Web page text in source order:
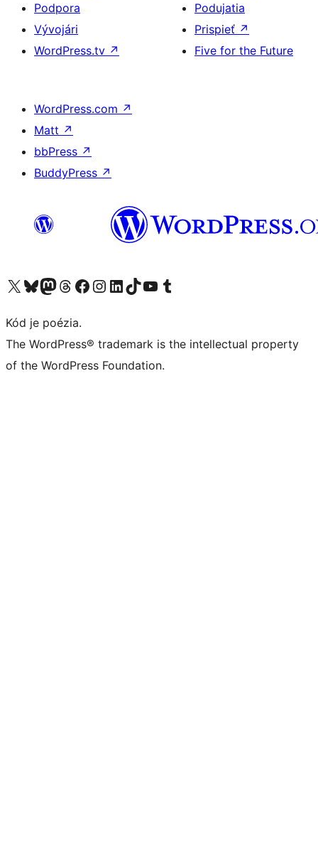
Podpora
Vývojári
WordPress.tv ↗
Podujatia
Prispieť ↗
Five for the Future
WordPress.com ↗
Matt ↗
bbPress ↗
BuddyPress ↗
Navštívte náš účet na X (predtým Twitter)
Navštívte náš účet na platforme Bluesky
Navštívte náš účet na Mastodone
Navštívte náš účet na platforme Threads
Navštívte našu stránku na Facebooku
Navštívte náš účet Instagram
Navštívte náš účet LinkedIn
Navštívte náš účet na platforme TikTok
Navštívte náš kanál YouTube
Navštívte náš účet na platforme Tumblr
Kód je poézia.
The WordPress® trademark is the intellectual property
of the WordPress Foundation.